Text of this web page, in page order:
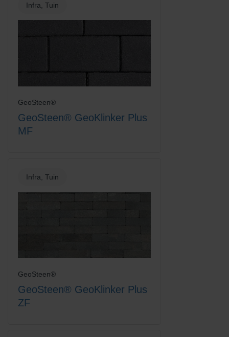
Infra, Tuin
GeoSteen®
GeoSteen® GeoKlinker Plus
MF
Infra, Tuin
GeoSteen®
GeoSteen® GeoKlinker Plus
ZF